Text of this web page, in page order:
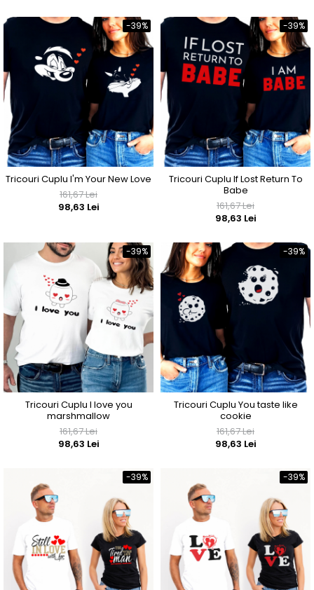
-39%
Tricouri Cuplu I'm Your New Love
161,67 Lei
98,63 Lei
-39%
Tricouri Cuplu If Lost Return To
Babe
161,67 Lei
98,63 Lei
-39%
Tricouri Cuplu I love you
marshmallow
161,67 Lei
98,63 Lei
-39%
Tricouri Cuplu You taste like
cookie
161,67 Lei
98,63 Lei
-39% -39%